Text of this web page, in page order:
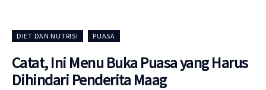
DIET DAN NUTRISI PUASA
Catat, Ini Menu Buka Puasa yang Harus
Dihindari Penderita Maag